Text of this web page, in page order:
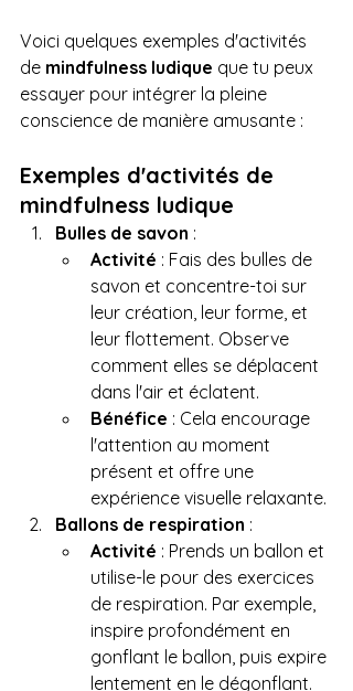
Voici quelques exemples d'activités
de mindfulness ludique que tu peux
essayer pour intégrer la pleine
conscience de manière amusante :
Exemples d'activités de
mindfulness ludique
Bulles de savon :
Activité : Fais des bulles de
savon et concentre-toi sur
leur création, leur forme, et
leur flottement. Observe
comment elles se déplacent
dans l'air et éclatent.
Bénéfice : Cela encourage
l'attention au moment
présent et offre une
expérience visuelle relaxante.
Ballons de respiration :
Activité : Prends un ballon et
utilise-le pour des exercices
de respiration. Par exemple,
inspire profondément en
gonflant le ballon, puis expire
lentement en le dégonflant.